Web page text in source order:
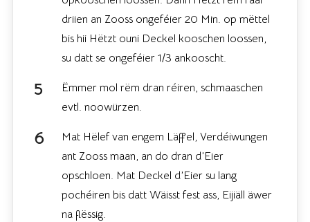
driien an Zooss ongeféier 20 Min. op mëttel
bis hii Hëtzt ouni Deckel kooschen loossen,
su datt se ongeféier 1/3 ankooscht.
Ëmmer mol rëm dran réiren, schmaaschen
evtl. noowürzen.
Mat Hëlef van engem Läffel, Verdéiwungen
ant Zooss maan, an do dran d’Eier
opschloen. Mat Deckel d’Eier su lang
pochéiren bis datt Wäisst fest ass, Eijiäll äwer
na flëssig.